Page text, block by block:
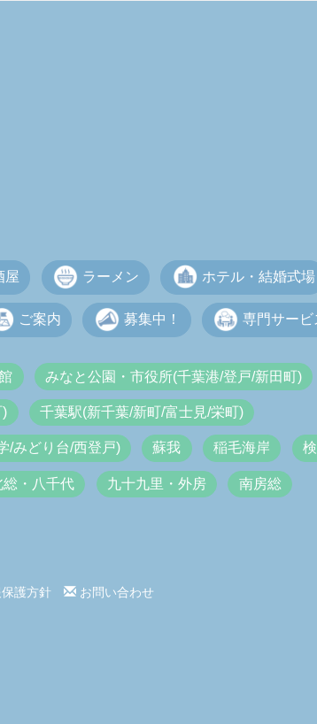
屋 ラーメン ホテル・結婚式場
ご案内 募集中！ 専門サービ
みなと公園・市役所(千葉港/登戸/新田町)
) 千葉駅(新千葉/新町/富士見/栄町)
/みどり台/西登戸) 蘇我 稲毛海岸
総・八千代 九十九里・外房 南房総
護方針 お問い合わせ